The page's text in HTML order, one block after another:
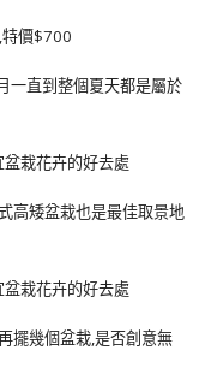
價$700
一直到整個夏天都是屬於
高矮盆栽也是最佳取景地
擺幾個盆栽,是否創意無